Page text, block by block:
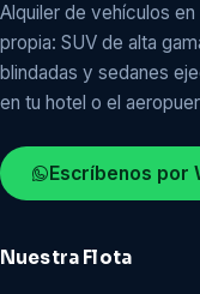
Alquiler de vehículos
propia: SUV de alta
blindadas y sedanes
en tu hotel o el
Escríbenos por
Nuestra Flota